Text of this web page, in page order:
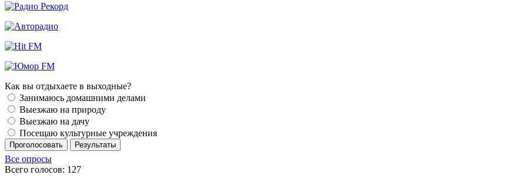
Как вы отдыхаете в выходные?
Занимаюсь домашними делами
Выезжаю на природу
Выезжаю на дачу
Посещаю культурные учреждения
Проголосовать Результаты
Все опросы
Всего голосов: 127